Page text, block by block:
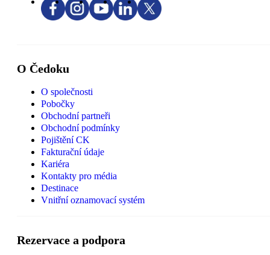
O Čedoku
O společnosti
Pobočky
Obchodní partneři
Obchodní podmínky
Pojištění CK
Fakturační údaje
Kariéra
Kontakty pro média
Destinace
Vnitřní oznamovací systém
Rezervace a podpora